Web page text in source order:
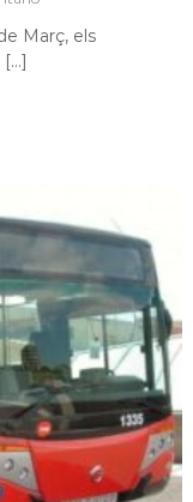
Març, els
[…]